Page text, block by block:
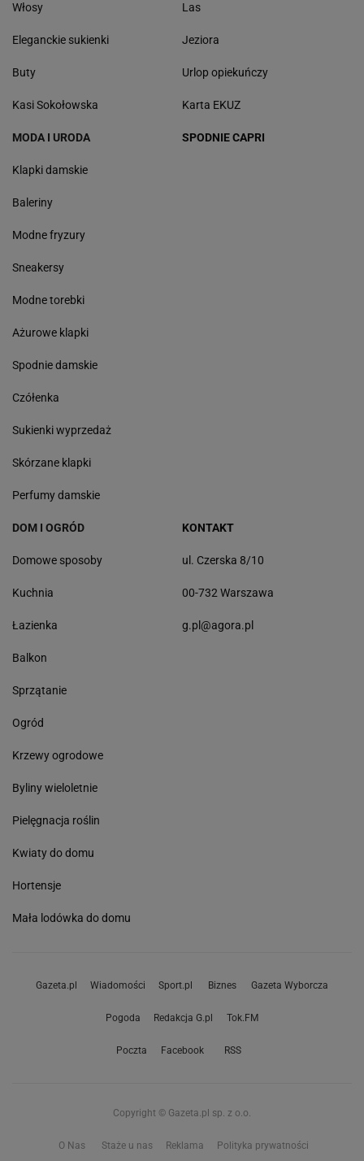
Włosy
Eleganckie sukienki
Buty
Kasi Sokołowska
Las
Jeziora
Urlop opiekuńczy
Karta EKUZ
MODA I URODA
Klapki damskie
Baleriny
Modne fryzury
Sneakersy
Modne torebki
Ażurowe klapki
Spodnie damskie
Czółenka
Sukienki wyprzedaż
Skórzane klapki
Perfumy damskie
SPODNIE CAPRI
DOM I OGRÓD
Domowe sposoby
Kuchnia
Łazienka
Balkon
Sprzątanie
Ogród
Krzewy ogrodowe
Byliny wieloletnie
Pielęgnacja roślin
Kwiaty do domu
Hortensje
Mała lodówka do domu
KONTAKT
ul. Czerska 8/10
00-732 Warszawa
g.pl@agora.pl
Gazeta.pl Wiadomości Sport.pl Biznes Gazeta Wyborcza
Pogoda Redakcja G.pl Tok.FM
Poczta Facebook RSS
Copyright © Gazeta.pl sp. z o.o.
O Nas Staże u nas Reklama Polityka prywatności